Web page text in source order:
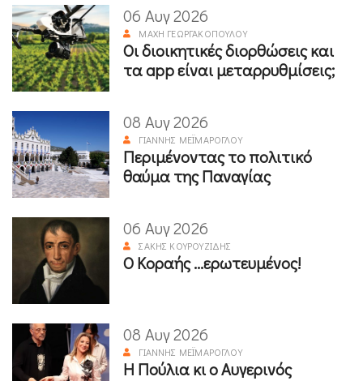
06 Αυγ 2026
ΜΆΧΗ ΓΕΩΡΓΑΚΟΠΟΎΛΟΥ
Οι διοικητικές διορθώσεις και
τα app είναι μεταρρυθμίσεις;
08 Αυγ 2026
ΓΙΆΝΝΗΣ ΜΕΪΜΆΡΟΓΛΟΥ
Περιμένοντας το πολιτικό
θαύμα της Παναγίας
06 Αυγ 2026
ΣΆΚΗΣ ΚΟΥΡΟΥΖΊΔΗΣ
Ο Κοραής ...ερωτευμένος!
08 Αυγ 2026
ΓΙΆΝΝΗΣ ΜΕΪΜΆΡΟΓΛΟΥ
Η Πούλια κι ο Αυγερινός